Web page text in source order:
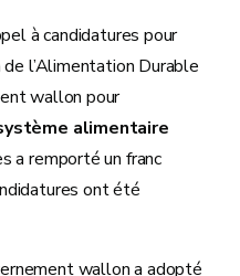
à candidatures pour
l’Alimentation Durable
wallon pour
alimentaire
a remporté un franc
ont été
wallon a adopté